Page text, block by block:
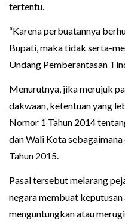
tertentu.
“Karena perbuatannya
Bupati, maka tidak serta-
Undang Pemberantasan
Menurutnya, jika merujuk
dakwaan, ketentuan yang
Nomor 1 Tahun 2014
dan Wali Kota
Tahun 2015.
Pasal tersebut melarang
negara membuat
menguntungkan atau